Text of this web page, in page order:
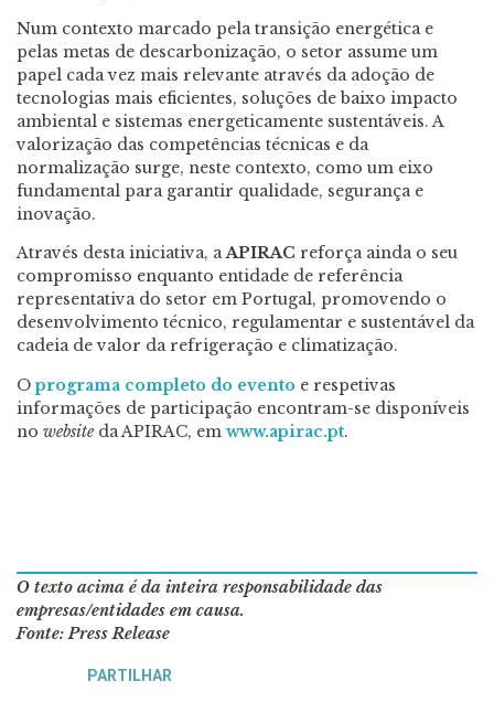
Num contexto marcado pela transição energética e
pelas metas de descarbonização, o setor assume um
papel cada vez mais relevante através da adoção de
tecnologias mais eficientes, soluções de baixo impacto
ambiental e sistemas energeticamente sustentáveis. A
valorização das competências técnicas e da
normalização surge, neste contexto, como um eixo
fundamental para garantir qualidade, segurança e
inovação.
Através desta iniciativa, aAPIRAC reforça ainda o seu
compromisso enquanto entidade de referência
representativa do setor em Portugal, promovendo o
desenvolvimento técnico, regulamentar e sustentável da
cadeia de valor da refrigeração e climatização.
Oprograma completo do evento e respetivas
informações de participação encontram-se disponíveis
no website da APIRAC, em www.apirac.pt.
O texto acima é da inteira responsabilidade das
empresas/entidades em causa.
Fonte: Press Release
PARTILHAR